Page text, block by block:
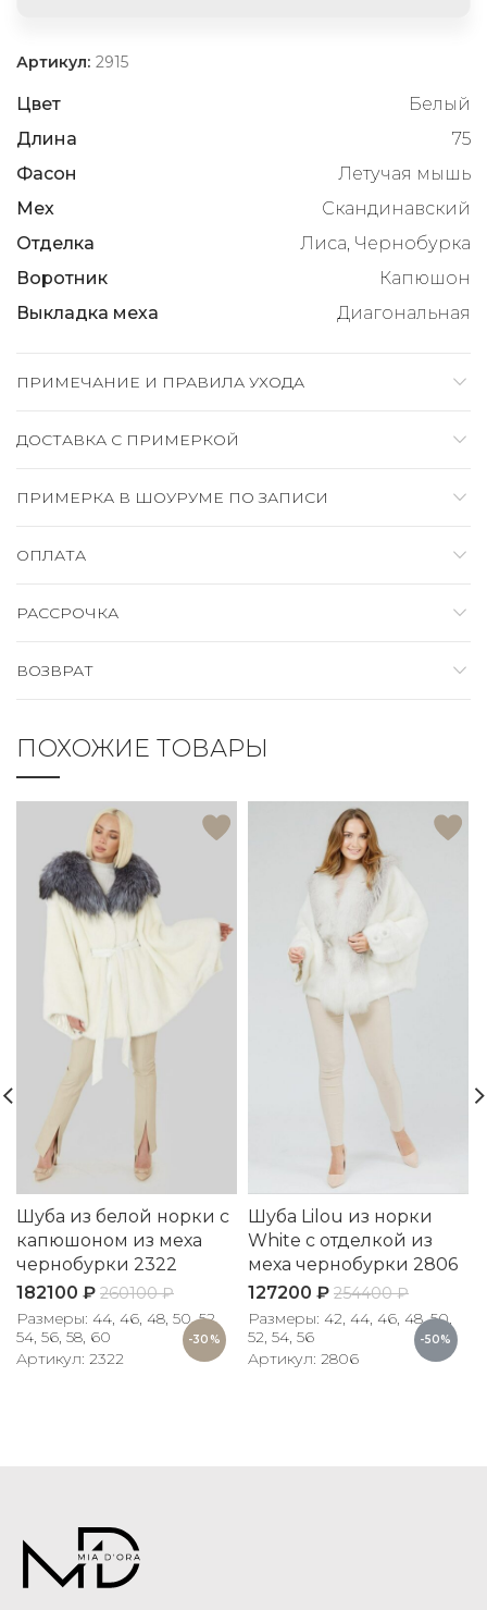
Артикул: 2915
Цвет
Белый
Длина
75
Фасон
Летучая мышь
Мех
Скандинавский
Отделка
Лиса, Чернобурка
Воротник
Капюшон
Выкладка меха
Диагональная
ПРИМЕЧАНИЕ И ПРАВИЛА УХОДА
ДОСТАВКА C ПРИМЕРКОЙ
ПРИМЕРКА В ШОУРУМЕ ПО ЗАПИСИ
ОПЛАТА
РАССРОЧКА
ВОЗВРАТ
ПОХОЖИЕ ТОВАРЫ
-30%
Шуба из белой норки с
капюшоном из меха
чернобурки 2322
182100 ₽ 260100₽
Размеры: 44, 46, 48, 50, 52,
54, 56, 58, 60
Артикул: 2322
-50%
Шуба Lilou из норки
White с отделкой из
меха чернобурки 2806
127200 ₽ 254400₽
Размеры: 42, 44, 46, 48, 50,
52, 54, 56
Артикул: 2806